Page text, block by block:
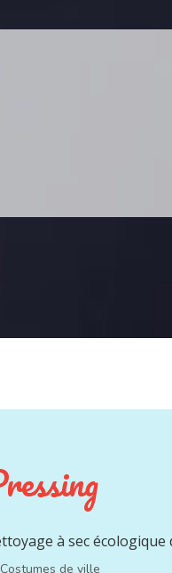
à sec
Costumes de ville